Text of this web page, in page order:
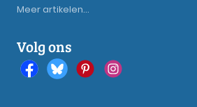
Meer artikelen...
Volg ons